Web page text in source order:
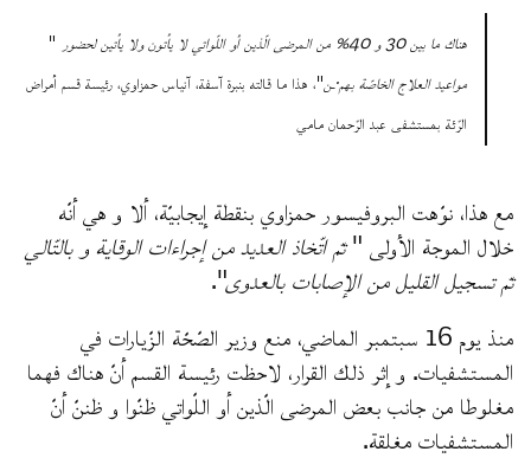
" هناك ما بين 30 و 40% من المرضى الّذين أو اللّواتي لا يأتون ولا يأتين لحضور
مواعيد العلاج الخاصّة بهم·ـن "، هذا ما قالته بنبرة آسفة، آنياس حمزاوي، رئيسة قسم أمراض
الرّئة بمستشفى عبد الرّحمان مامي
مع هذا، نوّهت البروفيسور حمزاوي بنقطة إيجابيّة، ألا و هي أنّه
خلال الموجة الأولى "تمّ اتّخاذ العديد من إجراءات الوقاية و بالتّالي
تمّ تسجيل القليل من الإصابات بالعدوى".
منذ يوم 16 سبتمبر الماضي، منع وزير الصّحّة الزّيارات في
المستشفيات. و إثر ذلك القرار، لاحظت رئيسة القسم أنّ هناك فهما
مغلوطا من جانب بعض المرضى الّذين أو اللّواتي ظنّوا و ظننّ أنّ
المستشفيات مغلقة.